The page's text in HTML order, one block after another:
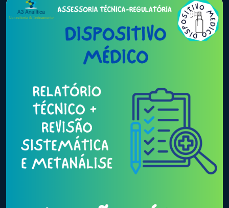
990/2025: descreve […]